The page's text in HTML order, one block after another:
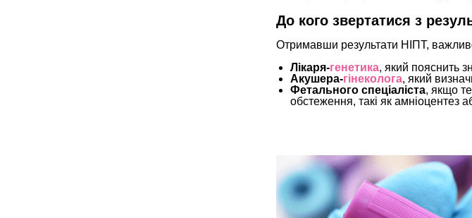
До кого звертатися з
Отримавши результати НІПТ,
Лікаря-генетика, який пояснить
Акушера-гінеколога, який
Фетального спеціаліста, якщо
обстеження, такі як амніоцентез